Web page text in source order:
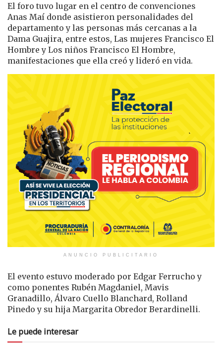
El foro tuvo lugar en el centro de convenciones
Anas Maí donde asistieron personalidades del
departamento y las personas más cercanas a la
Dama Guajira, entre estos, Las mujeres Francisco El
Hombre y Los niños Francisco El Hombre,
manifestaciones que ella creó y lideró en vida.
ANUNCIO PUBLICITARIO
El evento estuvo moderado por Edgar Ferrucho y
como ponentes Rubén Magdaniel, Mavis
Granadillo, Álvaro Cuello Blanchard, Rolland
Pinedo y su hija Margarita Obredor Berardinelli.
Le puede interesar